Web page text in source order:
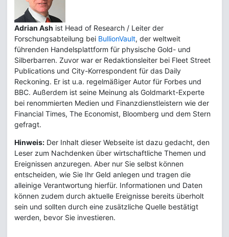
Adrian Ash ist Head of Research / Leiter der
Forschungsabteilung bei BullionVault, der weltweit
führenden Handelsplattform für physische Gold- und
Silberbarren. Zuvor war er Redaktionsleiter bei Fleet Street
Publications und City-Korrespondent für das Daily
Reckoning. Er ist u.a. regelmäßiger Autor für Forbes und
BBC. Außerdem ist seine Meinung als Goldmarkt-Experte
bei renommierten Medien und Finanzdienstleistern wie der
Financial Times, The Economist, Bloomberg und dem Stern
gefragt.
Hinweis: Der Inhalt dieser Webseite ist dazu gedacht, den
Leser zum Nachdenken über wirtschaftliche Themen und
Ereignissen anzuregen. Aber nur Sie selbst können
entscheiden, wie Sie Ihr Geld anlegen und tragen die
alleinige Verantwortung hierfür. Informationen und Daten
können zudem durch aktuelle Ereignisse bereits überholt
sein und sollten durch eine zusätzliche Quelle bestätigt
werden, bevor Sie investieren.